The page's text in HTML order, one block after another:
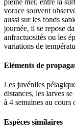
vorace souvent
aussi sur les fonds
journée, il se repose
anfractuosités ou les
variations de
Eléments de
Les juvéniles
distances, les larves
à 4 semaines au cours
Espèces similaires